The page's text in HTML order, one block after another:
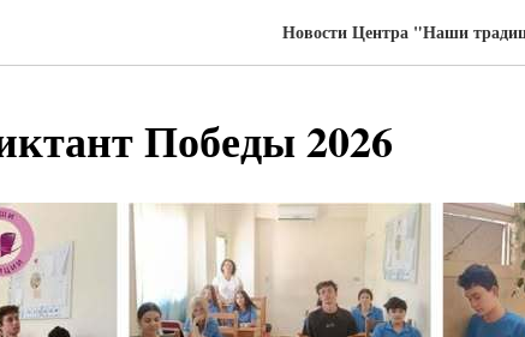
Новости Центра "Наши
Победы 2026